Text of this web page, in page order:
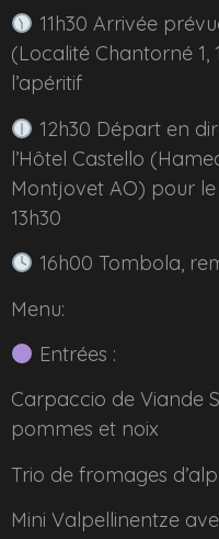
11h30 Arrivée
(Localité Chantorné 1,
l’apéritif
12h30 Départ en
l’Hôtel Castello
Montjovet AO) pour
13h30
16h00 Tombola,
Menu:
Entrées :
Carpaccio de Viande
pommes et noix
Trio de fromages
Mini Valpellinentze